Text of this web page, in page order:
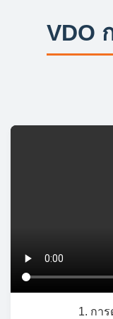
VDO
1. กา